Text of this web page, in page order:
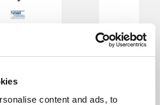
content and ads, to
600mm